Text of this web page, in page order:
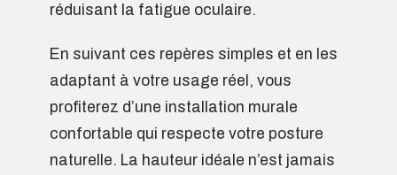
réduisant la fatigue oculaire.
En suivant ces repères simples et en les
adaptant à votre usage réel, vous
profiterez d’une installation murale
confortable qui respecte votre posture
naturelle. La hauteur idéale n’est jamais